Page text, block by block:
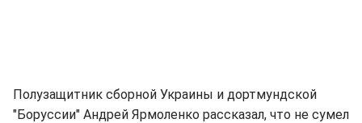
Полузащитник сборной Украины и дортмундской
"Боруссии" Андрей Ярмоленко рассказал, что не сумел